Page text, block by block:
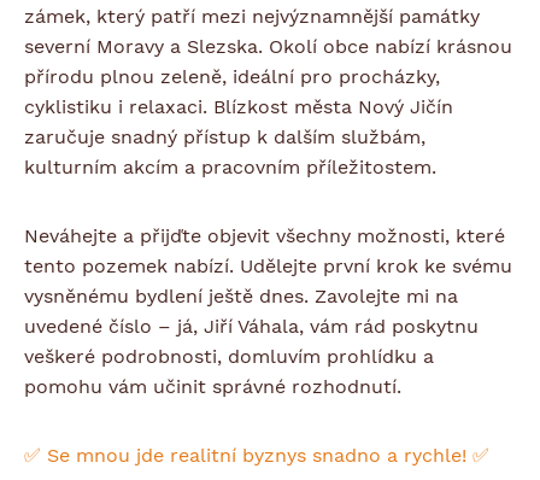
zámek, který patří mezi nejvýznamnější památky
severní Moravy a Slezska. Okolí obce nabízí krásnou
přírodu plnou zeleně, ideální pro procházky,
cyklistiku i relaxaci. Blízkost města Nový Jičín
zaručuje snadný přístup k dalším službám,
kulturním akcím a pracovním příležitostem.
Neváhejte a přijďte objevit všechny možnosti, které
tento pozemek nabízí. Udělejte první krok ke svému
vysněnému bydlení ještě dnes. Zavolejte mi na
uvedené číslo – já, Jiří Váhala, vám rád poskytnu
veškeré podrobnosti, domluvím prohlídku a
pomohu vám učinit správné rozhodnutí.
✅ Se mnou jde realitní byznys snadno a rychle! ✅